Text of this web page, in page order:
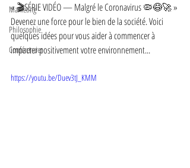
Marketing
Philosophie
Conférencier
« 🎬SÉRIE VIDÉO — Malgré le Coronavirus 🦠😷🚀 »
Devenez une force pour le bien de la société. Voici
quelques idées pour vous aider à commencer à
impacter positivement votre environnement...
https://youtu.be/Duev3tJ_KMM